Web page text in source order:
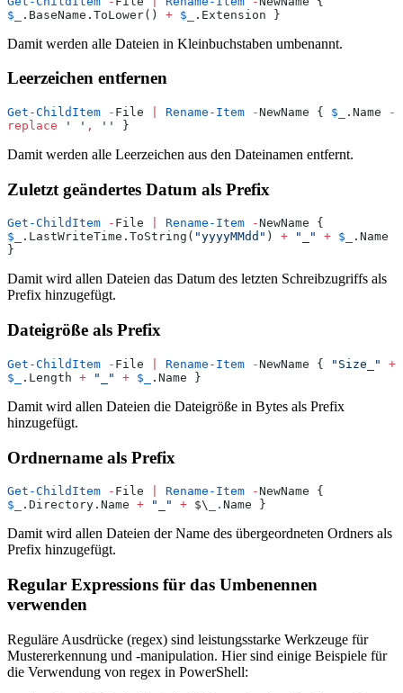
$_
.BaseName.ToLower() + $_ .Extension }
Damit werden alle Dateien in Kleinbuchstaben umbenannt.
Leerzeichen entfernen
Get-ChildItem - File Rename-Item -NewName { $_ .Name
-
replace ' ' , '' }
Damit werden alle Leerzeichen aus den Dateinamen entfernt.
Zuletzt geändertes Datum als Prefix
Get-ChildItem - File Rename-Item -
$_
.LastWriteTime.ToString( "yyyyMMdd " ) + " " + $_
.Name
}
Damit wird allen Dateien das Datum des letzten Schreibzugriffs als
Prefix hinzugefügt.
Dateigröße als Prefix
Get-ChildItem - File Rename-Item -NewName { " Size_ "
+
$_
.Length + " " + $_ .Name }
Damit wird allen Dateien die Dateigröße in Bytes als Prefix
hinzugefügt.
Ordnername als Prefix
Get-ChildItem - File Rename-Item -
$_
.Directory.Name + " " + $\ _. Name }
Damit wird allen Dateien der Name des übergeordneten Ordners als
Prefix hinzugefügt.
Regular Expressions für das Umbenennen
verwenden
Reguläre Ausdrücke (regex) sind leistungsstarke Werkzeuge für
Mustererkennung und -manipulation. Hier sind einige Beispiele für
die Verwendung von regex in PowerShell: